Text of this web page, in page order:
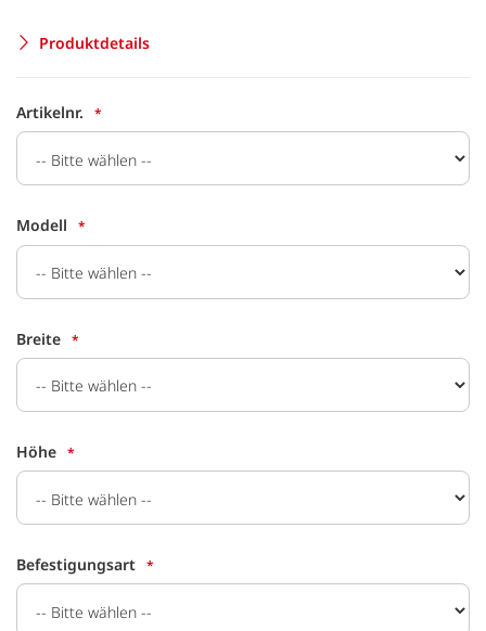
Produktdetails
Artikelnr.
Modell
Breite
Höhe
Befestigungsart